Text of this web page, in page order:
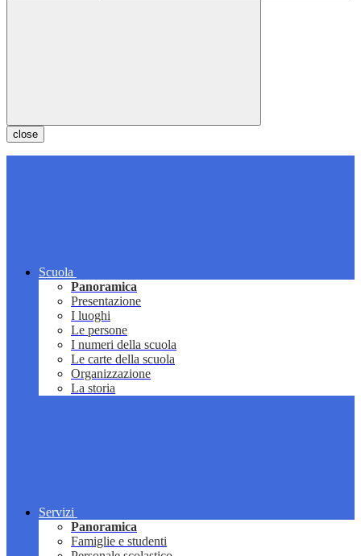
close
Scuola
Panoramica
Presentazione
I luoghi
Le persone
I numeri della scuola
Le carte della scuola
Organizzazione
La storia
Servizi
Panoramica
Famiglie e studenti